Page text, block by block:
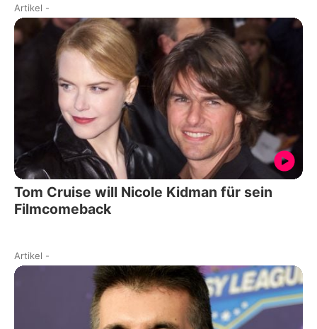
Artikel -
Tom Cruise will Nicole Kidman für sein
Filmcomeback
Artikel -